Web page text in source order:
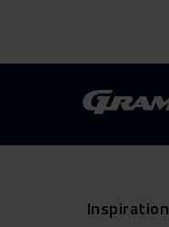
Inspiration